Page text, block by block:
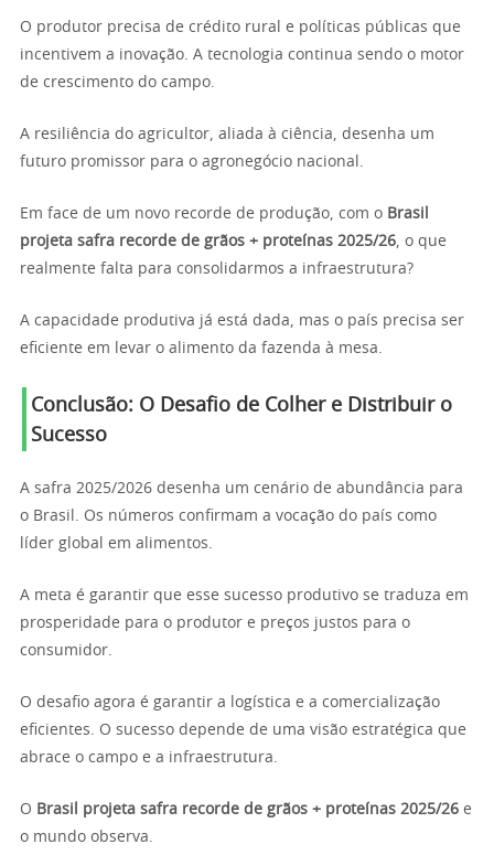
O produtor precisa de crédito rural e políticas públicas que
incentivem a inovação. A tecnologia continua sendo o motor
de crescimento do campo.
A resiliência do agricultor, aliada à ciência, desenha um
futuro promissor para o agronegócio nacional.
Em face de um novo recorde de produção, com o Brasil
projeta safra recorde de grãos + proteínas 2025/26, o que
realmente falta para consolidarmos a infraestrutura?
A capacidade produtiva já está dada, mas o país precisa ser
eficiente em levar o alimento da fazenda à mesa.
Conclusão: O Desafio de Colher e Distribuir o
Sucesso
A safra 2025/2026 desenha um cenário de abundância para
o Brasil. Os números confirmam a vocação do país como
líder global em alimentos.
A meta é garantir que esse sucesso produtivo se traduza em
prosperidade para o produtor e preços justos para o
consumidor.
O desafio agora é garantir a logística e a comercialização
eficientes. O sucesso depende de uma visão estratégica que
abrace o campo e a infraestrutura.
O Brasil projeta safra recorde de grãos + proteínas 2025/26 e
o mundo observa.